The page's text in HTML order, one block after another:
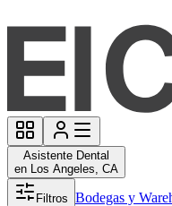
Asistente Dental
en Los Angeles, CA
Filtros Bodegas y